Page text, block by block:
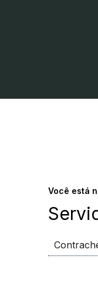
Você está